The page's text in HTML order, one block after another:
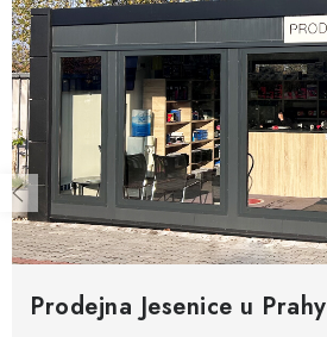
Prodejna Jesenice u Prahy